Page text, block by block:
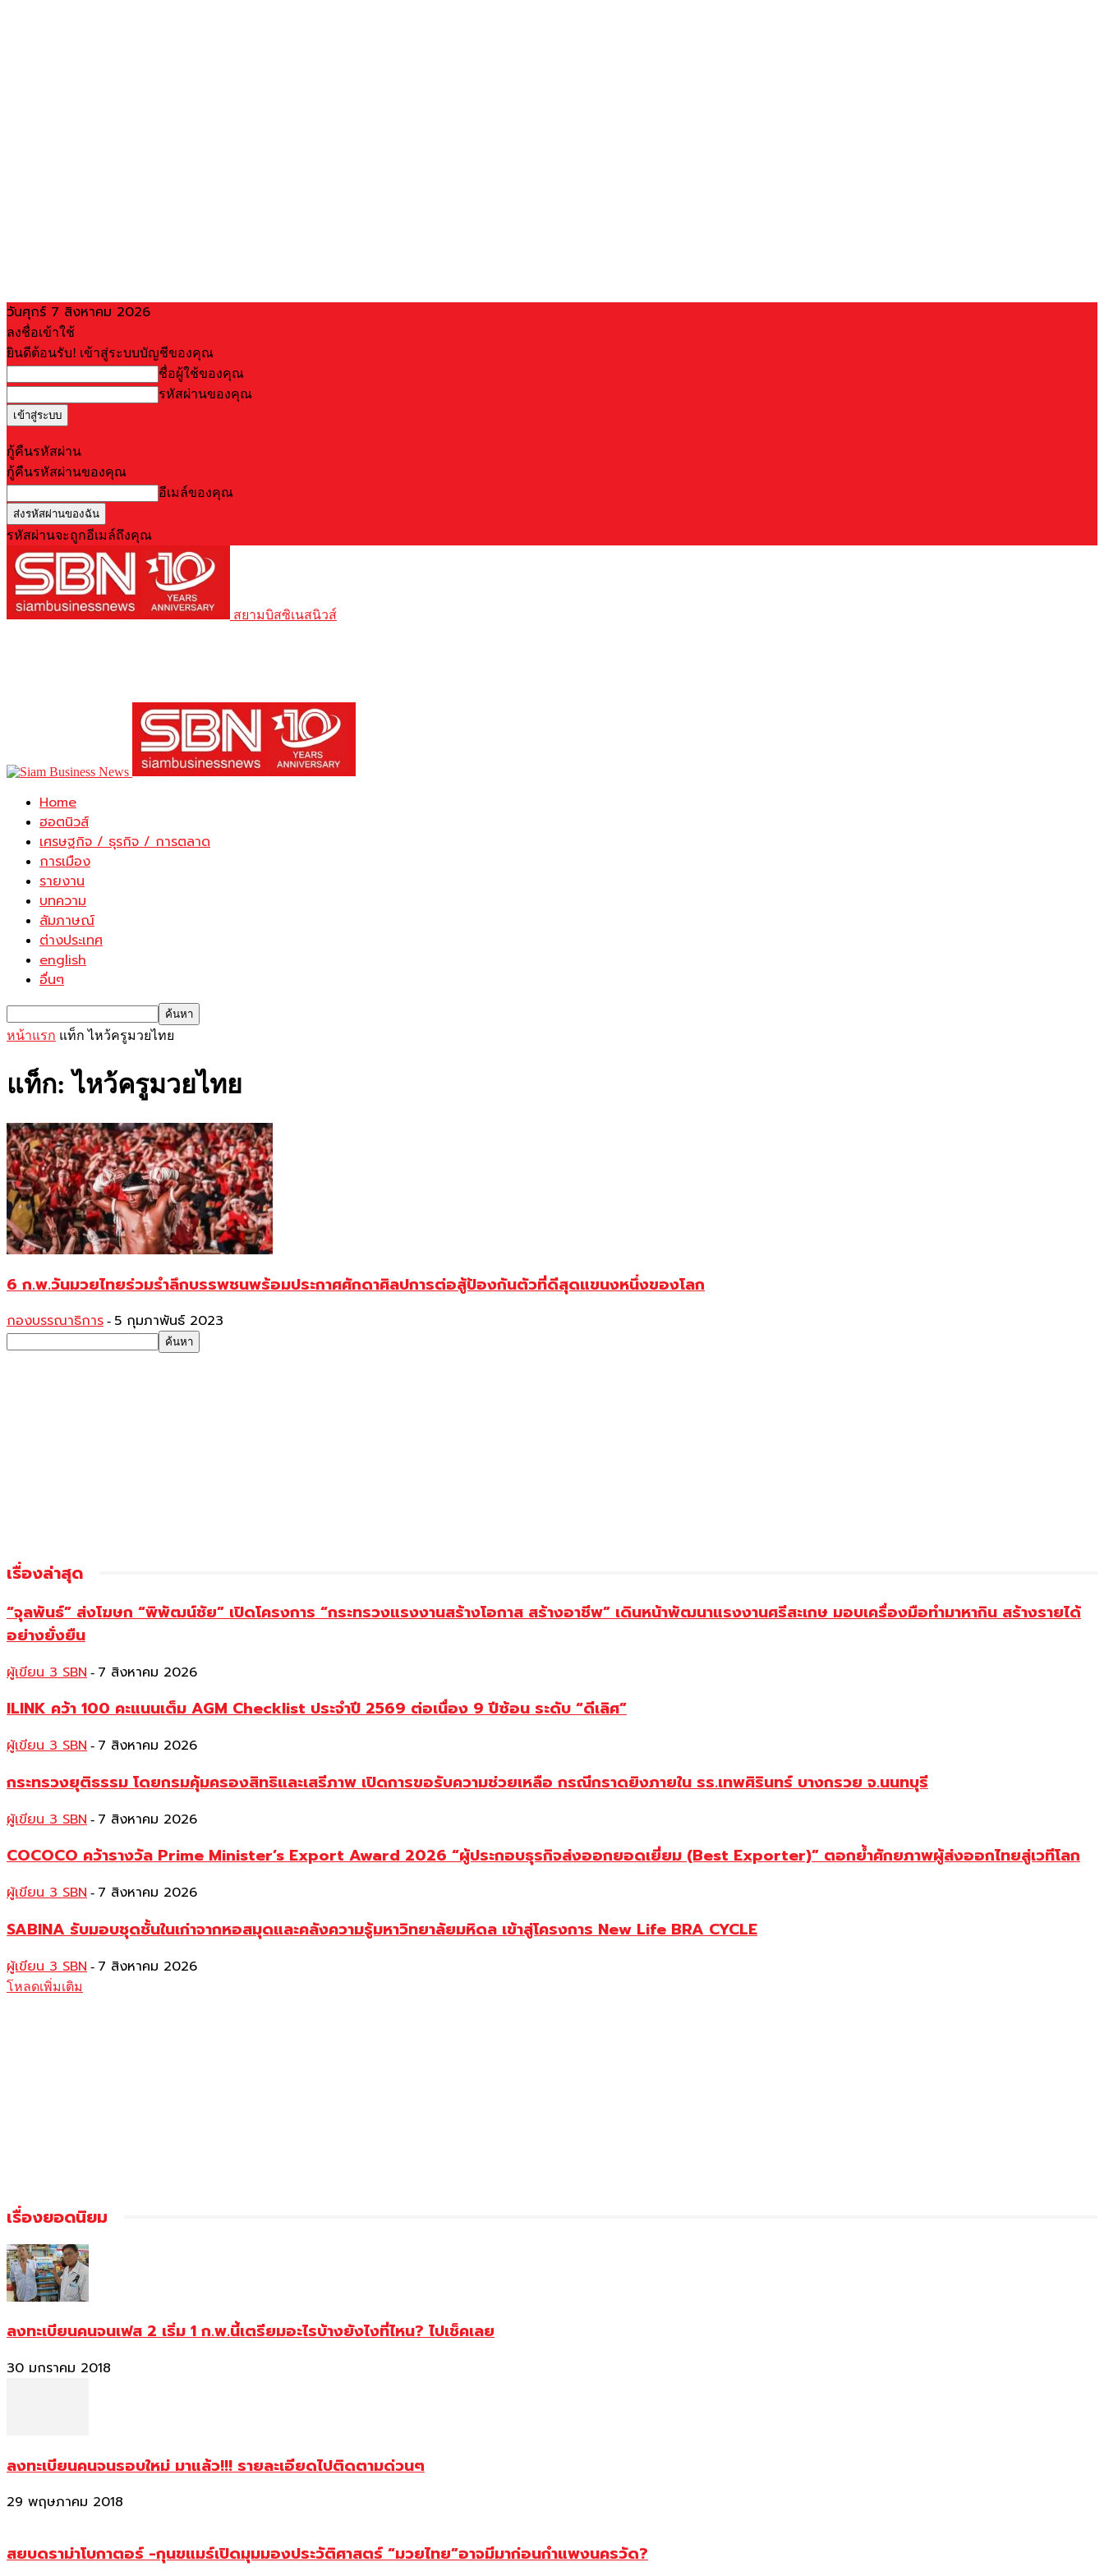
วันศุกร์ 7 สิงหาคม 2026
ลงชื่อเข้าใช้
ยินดีต้อนรับ! เข้าสู่ระบบบัญชีของคุณ
ชื่อผู้ใช้ของคุณ
รหัสผ่านของคุณ
กู้คืนรหัสผ่าน
กู้คืนรหัสผ่านของคุณ
อีเมล์ของคุณ
รหัสผ่านจะถูกอีเมล์ถึงคุณ
สยามบิสซิเนสนิวส์
Home
ฮอตนิวส์
เศรษฐกิจ / ธุรกิจ / การตลาด
การเมือง
รายงาน
บทความ
สัมภาษณ์
ต่างประเทศ
english
อื่นๆ
หน้าแรก แท็ก ไหว้ครูมวยไทย
แท็ก: ไหว้ครูมวยไทย
6 ก.พ.วันมวยไทยร่วมรำลึกบรรพชนพร้อมประกาศศักดาศิลปการต่อสู้ป้องกันตัวที่ดีสุดแขนงหนึ่งของโลก
กองบรรณาธิการ - 5 กุมภาพันธ์ 2023
เรื่องล่าสุด
“จุลพันธ์” ส่งโฆษก “พิพัฒน์ชัย” เปิดโครงการ “กระทรวงแรงงานสร้างโอกาส สร้างอาชีพ” เดินหน้าพัฒนาแรงงานศรีสะเกษ มอบเครื่องมือทำมาหากิน สร้างรายได้
อย่างยั่งยืน
ผู้เขียน 3 SBN - 7 สิงหาคม 2026
ILINK คว้า 100 คะแนนเต็ม AGM Checklist ประจำปี 2569 ต่อเนื่อง 9 ปีซ้อน ระดับ “ดีเลิศ”
ผู้เขียน 3 SBN - 7 สิงหาคม 2026
กระทรวงยุติธรรม โดยกรมคุ้มครองสิทธิและเสรีภาพ เปิดการขอรับความช่วยเหลือ กรณีกราดยิงภายใน รร.เทพศิรินทร์ บางกรวย จ.นนทบุรี
ผู้เขียน 3 SBN - 7 สิงหาคม 2026
COCOCO คว้ารางวัล Prime Minister’s Export Award 2026 “ผู้ประกอบธุรกิจส่งออกยอดเยี่ยม (Best Exporter)” ตอกย้ำศักยภาพผู้ส่งออกไทยสู่เวทีโลก
ผู้เขียน 3 SBN - 7 สิงหาคม 2026
SABINA รับมอบชุดชั้นในเก่าจากหอสมุดและคลังความรู้มหาวิทยาลัยมหิดล เข้าสู่โครงการ New Life BRA CYCLE
ผู้เขียน 3 SBN - 7 สิงหาคม 2026
โหลดเพิ่มเติม
เรื่องยอดนิยม
ลงทะเบียนคนจนเฟส 2 เริ่ม 1 ก.พ.นี้เตรียมอะไรบ้างยังไงที่ไหน? ไปเช็คเลย
30 มกราคม 2018
ลงทะเบียนคนจนรอบใหม่ มาแล้ว!!! รายละเอียดไปติดตามด่วนๆ
29 พฤษภาคม 2018
สยบดราม่าโบกาตอร์ -กุนขแมร์เปิดมุมมองประวัติศาสตร์ “มวยไทย”อาจมีมาก่อนกำแพงนครวัด?